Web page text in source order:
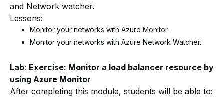
and Network watcher.
Lessons:
Monitor your networks with Azure Monitor.
Monitor your networks with Azure Network Watcher.
Lab: Exercise: Monitor a load balancer resource by
using Azure Monitor
After completing this module, students will be able to: